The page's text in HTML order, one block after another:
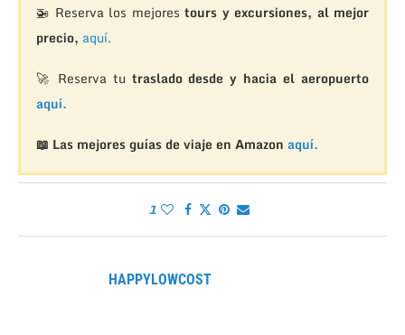
🚁 Reserva los mejorestours y excursiones, al mejor
precio, aquí.
🚀 Reserva tu traslado desde y hacia el aeropuerto
aquí.
📖 Las mejores guías de viaje en Amazon aquí.
1
HAPPYLOWCOST